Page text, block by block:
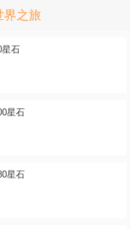
界之旅
星石
星石
星石